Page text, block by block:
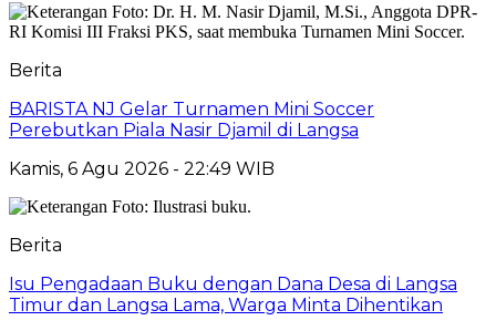
Berita
BARISTA NJ Gelar Turnamen Mini Soccer
Perebutkan Piala Nasir Djamil di Langsa
Kamis, 6 Agu 2026 - 22:49 WIB
Berita
Isu Pengadaan Buku dengan Dana Desa di Langsa
Timur dan Langsa Lama, Warga Minta Dihentikan